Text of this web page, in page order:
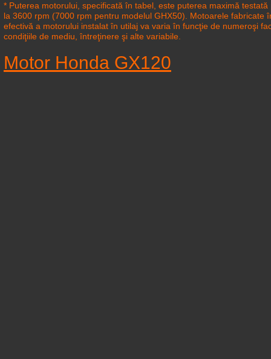
* Puterea motorului, specificată în tabel, este puterea maximă
la 3600 rpm (7000 rpm pentru modelul GHX50). Motoarele fabricate
efectivă a motorului instalat în utilaj va varia în funcţie de numeroşi
condiţiile de mediu, întreţinere şi alte variabile.
Motor Honda GX120